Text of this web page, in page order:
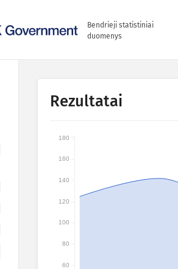
Bendrieji statistiniai
duomenys
Rezultatai
60
80
100
120
140
160
180